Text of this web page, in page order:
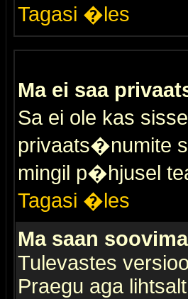
Tagasi �les
Ma ei saa
Sa ei ole kas
privaats�numite
mingil p�hjusel
Tagasi �les
Ma saan
Tulevastes
Praegu aga